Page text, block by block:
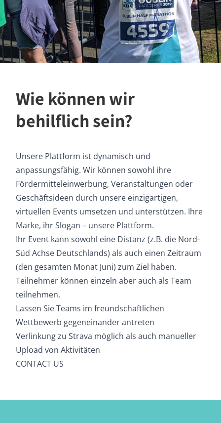
Wie können wir
behilflich sein?
Unsere Plattform ist dynamisch und
anpassungsfähig. Wir können sowohl ihre
Fördermitteleinwerbung, Veranstaltungen oder
Geschäftsideen durch unsere einzigartigen,
virtuellen Events umsetzen und unterstützen. Ihre
Marke, ihr Slogan – unsere Plattform.
Ihr Event kann sowohl eine Distanz (z.B. die Nord-
Süd Achse Deutschlands) als auch einen Zeitraum
(den gesamten Monat Juni) zum Ziel haben.
Teilnehmer können einzeln aber auch als Team
teilnehmen.
Lassen Sie Teams im freundschaftlichen
Wettbewerb gegeneinander antreten
Verlinkung zu Strava möglich als auch manueller
Upload von Aktivitäten
CONTACT US